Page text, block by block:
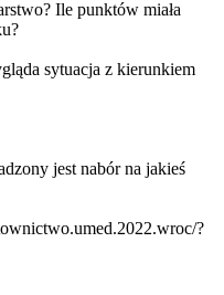
Ile punktów miała
sytuacja z kierunkiem
jest nabór na jakieś
?